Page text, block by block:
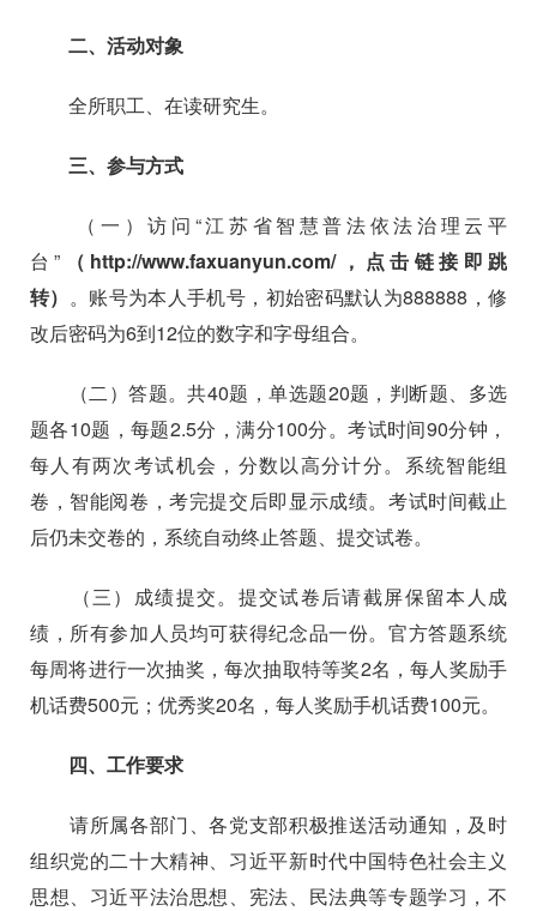
二、活动对象
全所职工、在读研究生。
三、参与方式
（一）访问 “江苏省智慧普法依法治理云平
台” （http://www.faxuanyun.com/，点击链接即跳
转） 。账号为本人手机号，初始密码默认为888888，修
改后密码为6到12位的数字和字母组合。
（二）答题。共40题，单选题20题，判断题、多选
题各10题，每题2.5分，满分100分。考试时间90分钟，
每人有两次考试机会，分数以高分计分。系统智能组
卷，智能阅卷，考完提交后即显示成绩。考试时间截止
后仍未交卷的，系统自动终止答题、提交试卷。
（三）成绩提交。 提交试卷后请截屏保留本人成
绩，所有参加人员均可获得纪念品一份。官方答题系统
每周将进行一次抽奖，每次抽取特等奖2名，每人奖励手
机话费500元；优秀奖20名，每人奖励手机话费100元。
四、工作要求
请所属各部门、各党支部积极推送活动通知，及时
组织党的二十大精神、习近平新时代中国特色社会主义
思想、习近平法治思想、宪法、民法典等专题学习，不